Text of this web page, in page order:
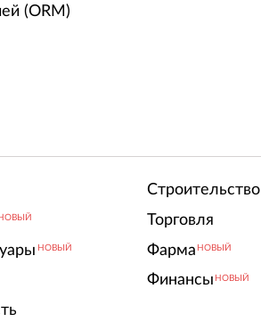
(ORM)
НОВЫЙ
НОВЫЙ
Строительство
Торговля
Фарма НОВЫЙ
Финансы НОВЫЙ